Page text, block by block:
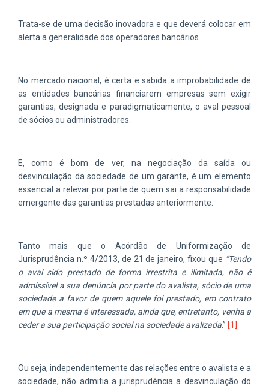
Trata-se de uma decisão inovadora e que deverá colocar em
alerta a generalidade dos operadores bancários.
No mercado nacional, é certa e sabida a improbabilidade de
as entidades bancárias financiarem empresas sem exigir
garantias, designada e paradigmaticamente, o aval pessoal
de sócios ou administradores.
E, como é bom de ver, na negociação da saída ou
desvinculação da sociedade de um garante, é um elemento
essencial a relevar por parte de quem sai a responsabilidade
emergente das garantias prestadas anteriormente.
Tanto mais que o Acórdão de Uniformização de
Jurisprudência n.º 4/2013, de 21 de janeiro, fixou que “Tendo
o aval sido prestado de forma irrestrita e ilimitada, não é
admissível a sua denúncia por parte do avalista, sócio de uma
sociedade a favor de quem aquele foi prestado, em contrato
em que a mesma é interessada, ainda que, entretanto, venha a
ceder a sua participação social na sociedade avalizada.” [1]
Ou seja, independentemente das relações entre o avalista e a
sociedade, não admitia a jurisprudência a desvinculação do